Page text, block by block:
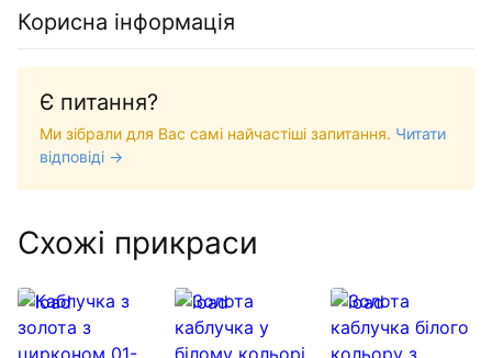
Корисна інформація
Є питання?
Ми зібрали для Вас самі найчастіші запитання. Читати
відповіді →
Схожі прикраси